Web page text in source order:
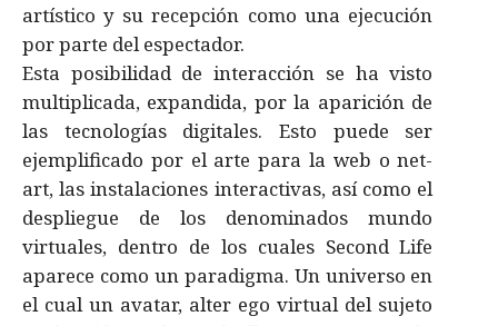
artí­stico y su recepción como una ejecución
por parte del espectador.
Esta posibilidad de interacción se ha visto
multiplicada, expandida, por la aparición de
las tecnologí­as digitales. Esto puede ser
ejemplificado por el arte para la web o net-
art, las instalaciones interactivas, así­ como el
despliegue de los denominados mundo
virtuales, dentro de los cuales Second Life
aparece como un paradigma. Un universo en
el cual un avatar, alter ego virtual del sujeto